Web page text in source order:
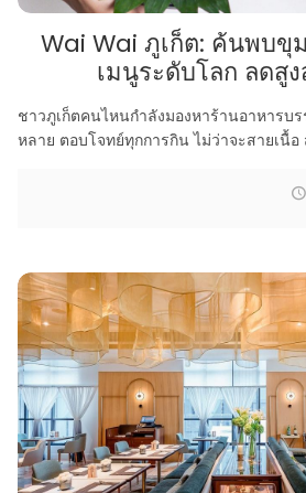
Wai Wai ภูเก็ต: ค้นพบขุ
เมนูระดับโลก ลดสู
ชาวภูเก็ตคนไหนกำลังมองหาร้านอาหาร
หลาย ตอบโจทย์ทุกการกิน ไม่ว่าจะสายเนื้อ